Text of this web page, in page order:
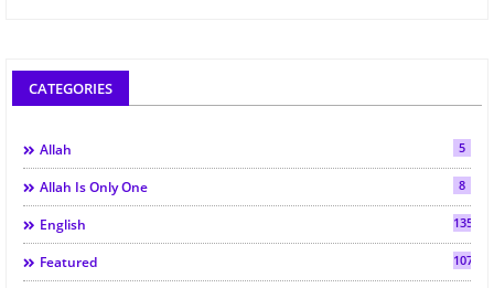
CATEGORIES
Allah 5
Allah Is Only One 8
English 135
Featured 107